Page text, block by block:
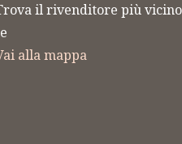
LINEA
il rivenditore più
alla mappa